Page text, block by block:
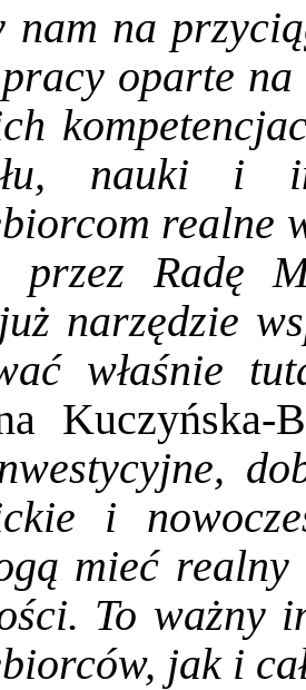
nam na
oparte
nauki i
realne
przez Radę
narzędzie
właśnie
i
mieć realny
To ważny
jak i